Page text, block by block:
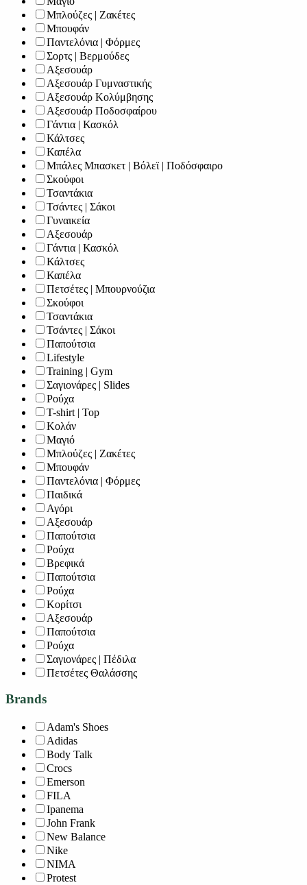
Μπλούζες | Ζακέτες
Μπουφάν
Παντελόνια | Φόρμες
Σορτς | Βερμούδες
Αξεσουάρ
Αξεσουάρ Γυμναστικής
Αξεσουάρ Κολύμβησης
Αξεσουάρ Ποδοσφαίρου
Γάντια | Κασκόλ
Κάλτσες
Καπέλα
Μπάλες Μπασκετ | Βόλεϊ | Ποδόσφαιρο
Σκούφοι
Τσαντάκια
Τσάντες | Σάκοι
Γυναικεία
Αξεσουάρ
Γάντια | Κασκόλ
Κάλτσες
Καπέλα
Πετσέτες | Μπουρνούζια
Σκούφοι
Τσαντάκια
Τσάντες | Σάκοι
Παπούτσια
Lifestyle
Training | Gym
Σαγιονάρες | Slides
Ρούχα
T-shirt | Top
Κολάν
Μαγιό
Μπλούζες | Ζακέτες
Μπουφάν
Παντελόνια | Φόρμες
Παιδικά
Αγόρι
Αξεσουάρ
Παπούτσια
Ρούχα
Βρεφικά
Παπούτσια
Ρούχα
Κορίτσι
Αξεσουάρ
Παπούτσια
Ρούχα
Σαγιονάρες | Πέδιλα
Πετσέτες Θαλάσσης
Brands
Adam's Shoes
Adidas
Body Talk
Crocs
Emerson
FILA
Ipanema
John Frank
New Balance
Nike
NIMA
Protest